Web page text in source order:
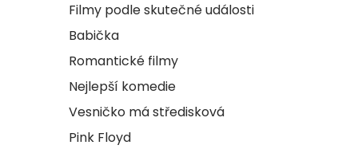
Filmy podle skutečné události
Babička
Romantické filmy
Nejlepší komedie
Vesničko má středisková
Pink Floyd